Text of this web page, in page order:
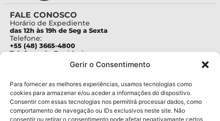
Gerir o Consentimento
Para fornecer as melhores experiências, usamos tecnologias como
cookies para armazenar e/ou aceder a informações do dispositivo.
Consentir com essas tecnologias nos permitirá processar dados, como
comportamento de navegação ou IDs exclusivos neste site. Não
consentir ou retirar o consentimento pode afetar negativamante certos
FALE CONOSCO
Horário de Expediente
das 12h às 19h de Seg a Sexta
Telefone:
+55 (48) 3665-4800
Telefone da Ouvidoria
Para assuntos relacionados à Pesquisa
pesquisa@fapesc.sc.gov.br
Para assuntos relacionados à Inovação
inovacao@fapesc.sc.gov.br
Para assuntos relacionados à Bolsas